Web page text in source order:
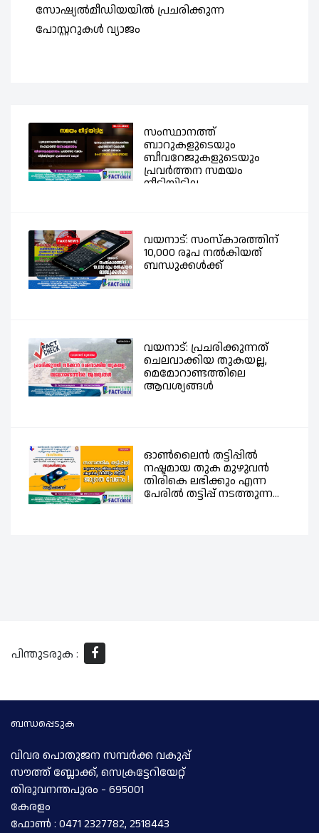
സോഷ്യൽമീഡിയയിൽ പ്രചരിക്കുന്ന
പോസ്റ്ററുകൾ വ്യാജം
സംസ്ഥാനത്ത്
ബാറുകളുടെയും
ബീവറേജുകളുടെയും
പ്രവര്‍ത്തന സമയം
നീട്ടിയിട്ടില്ല -...
വയനാട്: സംസ്കാരത്തിന്
10,000 രൂപ നൽകിയത്
ബന്ധുക്കൾക്ക്
വയനാട്: പ്രചരിക്കുന്നത്
ചെലവാക്കിയ തുകയല്ല,
മെമോറാണ്ടത്തിലെ
ആവശ്യങ്ങൾ
ഓൺലൈൻ തട്ടിപ്പിൽ
നഷ്ടമായ തുക മുഴുവൻ
തിരികെ ലഭിക്കും എന്ന
പേരിൽ തട്ടിപ്പ് നടത്തുന്ന...
പിന്തുടരുക :
ബന്ധപ്പെടുക
വിവര പൊതുജന സമ്പര്‍ക്ക വകുപ്പ്
സൗത്ത് ബ്ലോക്ക്, സെക്രട്ടേറിയേറ്റ്
തിരുവനന്തപുരം - 695001
കേരളം
ഫോണ്‍ : 0471 2327782, 2518443